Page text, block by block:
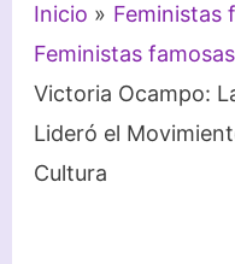
Inicio
Feministas
Feministas
Victoria Ocampo:
Lideró el
Cultura